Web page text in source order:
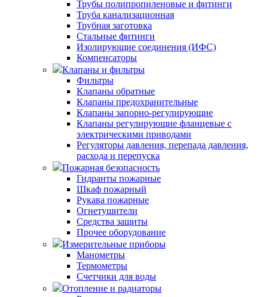
Трубы полипропиленовые и фитинги
Труба канализационная
Трубная заготовка
Стальные фитинги
Изолирующие соединения (ИФС)
Компенсаторы
Клапаны и фильтры
Фильтры
Клапаны обратные
Клапаны предохранительные
Клапаны запорно-регулирующие
Клапаны регулирующие фланцевые с
электрическими приводами
Регуляторы давления, перепада давления,
расхода и перепуска
Пожарная безопасность
Гидранты пожарные
Шкаф пожарный
Рукава пожарные
Огнетушители
Средства защиты
Прочее оборудование
Измерительные приборы
Манометры
Термометры
Счетчики для воды
Отопление и радиаторы